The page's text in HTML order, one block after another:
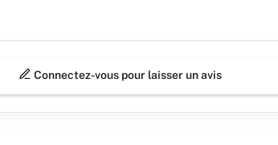
Connectez-vous pour laisser un avis